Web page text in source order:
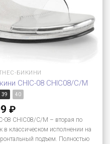
БИКИНИ
CHIC-08 CHIC08/C/M
39 40
₽
08 CHIC08/C/M – вторая по
в классическом исполнении на
подъем. Полностью